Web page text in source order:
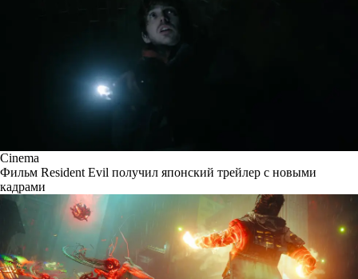
Cinema
Фильм Resident Evil получил японский трейлер с новыми
кадрами